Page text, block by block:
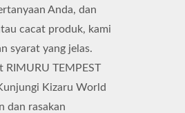
Anda, dan
cacat produk, kami
syarat yang jelas.
RIMURU TEMPEST
Kizaru World
dan rasakan